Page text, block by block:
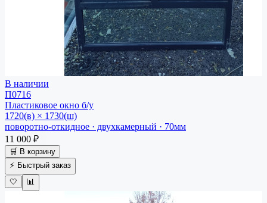
В наличии
П0716
Пластиковое окно б/у
1720(в) × 1730(ш)
поворотно-откидное · двухкамерный · 70мм
11 000 ₽
🛒 В корзину
⚡ Быстрый заказ
🤍
📊